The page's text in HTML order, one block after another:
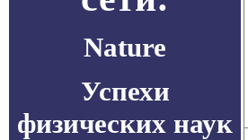
Nature
Успехи
физических наук